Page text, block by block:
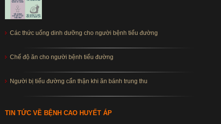
Các thức uống dinh dưỡng cho người bệnh tiểu đường
Chế độ ăn cho người bệnh tiểu đường
Người bị tiểu đường cẩn thận khi ăn bánh trung thu
TIN TỨC VỀ BỆNH CAO HUYẾT ÁP